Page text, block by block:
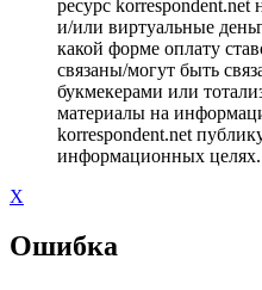
ресурс
и/или виртуальные
какой форме оплату
связаны/могут быть
букмекерами или
материалы на
korrespondent.net
информационных целях.
X
Ошибка